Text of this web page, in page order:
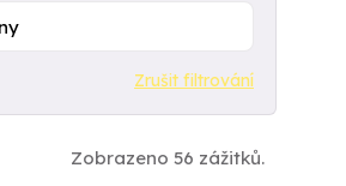
Zrušit filtrování
Zobrazeno 56 zážitků.